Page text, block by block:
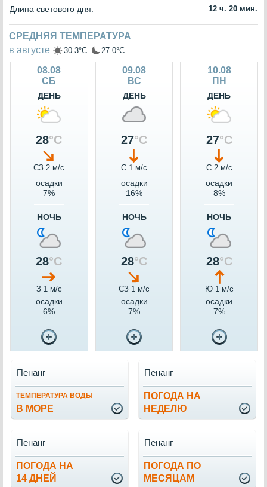
Длина светового дня: 12 ч. 20 мин.
СРЕДНЯЯ ТЕМПЕРАТУРА
в августе
30.3°C 27.0°C
08.08
СБ
ДЕНЬ
28°C
СЗ 2 м/c
осадки
7%
НОЧЬ
28°C
З 1 м/c
осадки
6%
09.08
ВС
ДЕНЬ
27°C
С 1 м/c
осадки
16%
НОЧЬ
28°C
СЗ 1 м/c
осадки
7%
10.08
ПН
ДЕНЬ
27°C
С 2 м/c
осадки
8%
НОЧЬ
28°C
Ю 1 м/c
осадки
7%
ТЕМПЕРАТУРА ВОДЫ
В МОРЕ
Пенанг
ПОГОДА НА
НЕДЕЛЮ
Пенанг
ПОГОДА НА
14 ДНЕЙ
Пенанг
ПОГОДА ПО
МЕСЯЦАМ
Пенанг